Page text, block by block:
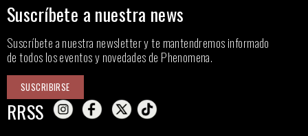
Suscríbete a nuestra news
Suscríbete a nuestra newsletter y te mantendremos informado
de todos los eventos y novedades de Phenomena.
SUSCRIBIRSE
RRSS